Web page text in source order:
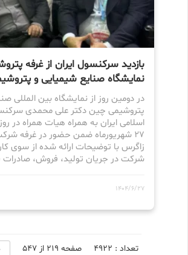
بازدید سرکنسول ایران از غرفه
نمایشگاه صنایع شیمیایی و
در دومین روز از نمایشگاه بین المللی
پتروشیمی چین دکتر علی محمدی
اسلامی ایران به همراه هیات همراه در
۲۷ شهریورماه ضمن حضور در غرفه
زاگرس با توضیحات ارائه شده از سوی
شرکت در جریان تولید، فروش، صادرات
1404/6/27
تعداد : 4922 صفحه 219 از 547